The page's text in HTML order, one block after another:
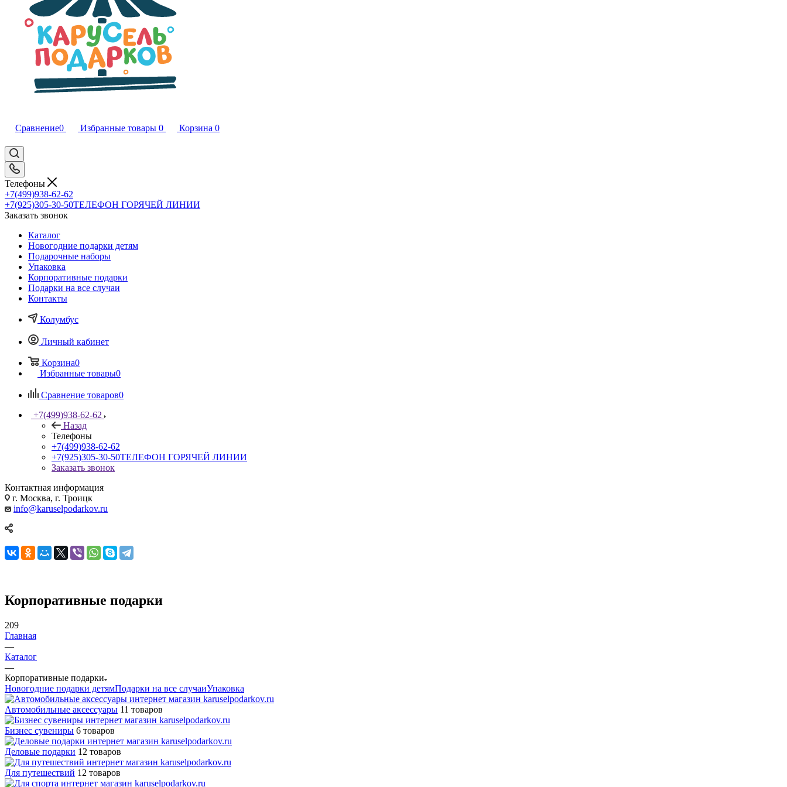
Сравнение0 Избранные товары 0 Корзина 0
Телефоны
+7(499)938-62-62
+7(925)305-30-50ТЕЛЕФОН ГОРЯЧЕЙ ЛИНИИ
Заказать звонок
Каталог
Новогодние подарки детям
Подарочные наборы
Упаковка
Корпоративные подарки
Подарки на все случаи
Контакты
Колумбус
Личный кабинет
Корзина0
Избранные товары0
Сравнение товаров0
+7(499)938-62-62
Назад
Телефоны
+7(499)938-62-62
+7(925)305-30-50ТЕЛЕФОН ГОРЯЧЕЙ ЛИНИИ
Заказать звонок
Контактная информация
г. Москва, г. Троицк
info@karuselpodarkov.ru
Корпоративные подарки
209
Главная
—
Каталог
—
Корпоративные подарки
Новогодние подарки детямПодарки на все случаиУпаковка
Автомобильные аксессуары 11 товаров
Бизнес сувениры 6 товаров
Деловые подарки 12 товаров
Для путешествий 12 товаров